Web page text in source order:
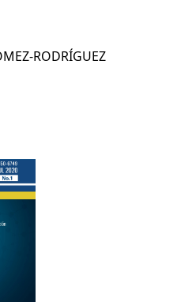
RODRÍGUEZ